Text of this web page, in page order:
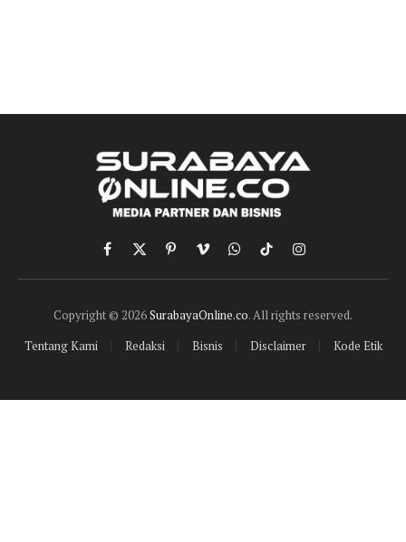
Facebook
X
(Twitter)
PinterestVimeoWhatsApp
TikTokInstagram
Copyright © 2026SurabayaOnline.co. All rights reserved.
Tentang Kami
Redaksi Bisnis Disclaimer Kode Etik